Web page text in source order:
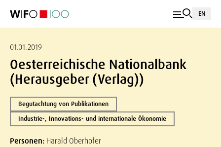
EN
01.01.2019
Oesterreichische Nationalbank
(Herausgeber (Verlag))
Begutachtung von Publikationen
Industrie-, Innovations- und internationale Ökonomie
Personen: Harald Oberhofer